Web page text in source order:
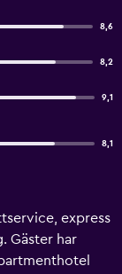
8,6
8,2
9,1
8,1
express
Gäster har